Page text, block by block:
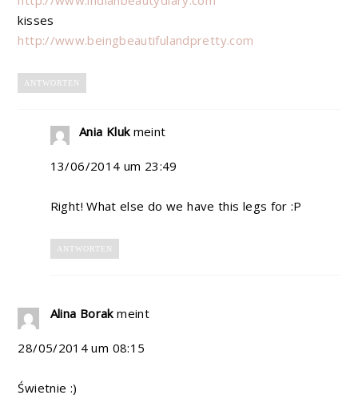
kisses
http://www.beingbeautifulandpretty.com
ANTWORTEN
Ania Kluk meint
13/06/2014 um 23:49
Right! What else do we have this legs for :P
ANTWORTEN
Alina Borak meint
28/05/2014 um 08:15
Świetnie :)